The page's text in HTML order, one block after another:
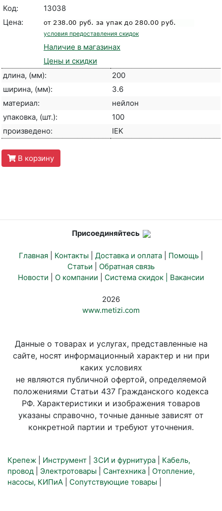
Код:
13038
Цена:
условия предоставления скидок
Наличие в магазинах
Цены и скидки
длина, (мм):
200
ширина, (мм):
3.6
материал:
нейлон
упаковка, (шт.):
100
произведено:
IEK
В корзину
Присоединяйтесь
Главная Контакты Доставка и оплата Помощь
Статьи
Обратная связь
Новости
О компании Система скидок | Вакансии
2026
www.metizi.com
Данные о товарах и услугах, представленные на
сайте, носят информационный характер и ни при
каких условиях
не являются публичной офертой, определяемой
положениями Статьи 437 Гражданского кодекса
РФ. Характеристики и изображения товаров
указаны справочно, точные данные зависят от
конкретной партии и требуют уточнения.
Крепеж Инструмент ЗСИ и фурнитура
Кабель,
провод
Электротовары Сантехника
Отопление,
насосы, КИПиА
Сопутствующие товары